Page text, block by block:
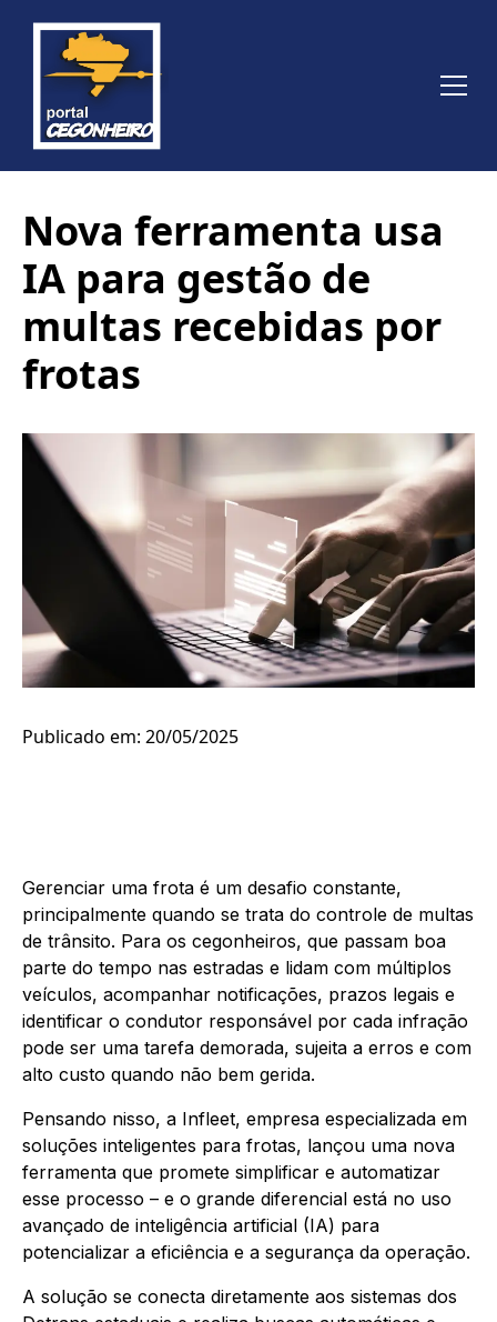
Nova ferramenta usa
IA para gestão de
multas recebidas por
frotas
Publicado em: 20/05/2025
Gerenciar uma frota é um desafio constante,
principalmente quando se trata do controle de multas
de trânsito. Para os cegonheiros, que passam boa
parte do tempo nas estradas e lidam com múltiplos
veículos, acompanhar notificações, prazos legais e
identificar o condutor responsável por cada infração
pode ser uma tarefa demorada, sujeita a erros e com
alto custo quando não bem gerida.
Pensando nisso, a Infleet, empresa especializada em
soluções inteligentes para frotas, lançou uma nova
ferramenta que promete simplificar e automatizar
esse processo – e o grande diferencial está no uso
avançado de inteligência artificial (IA) para
potencializar a eficiência e a segurança da operação.
A solução se conecta diretamente aos sistemas dos